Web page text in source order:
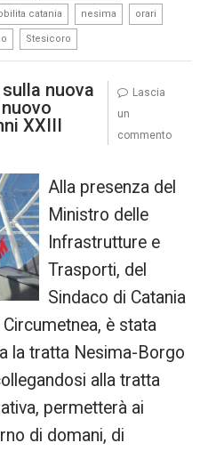
catania nesima orari
Stesicoro
nuova
XXIII
Alla presenza del
Ministro delle
Infrastrutture e
Trasporti, del
Sindaco di Catania
è stata
la tratta Nesima-Borgo
alla tratta
permetterà ai
di domani, di
Lascia
un
commento